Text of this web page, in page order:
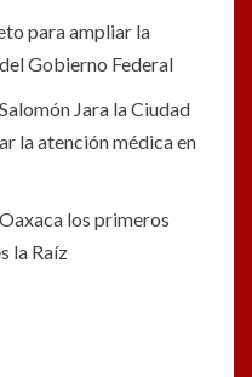
para ampliar la
Gobierno Federal
Jara la Ciudad
la atención médica en
los primeros
la Raíz